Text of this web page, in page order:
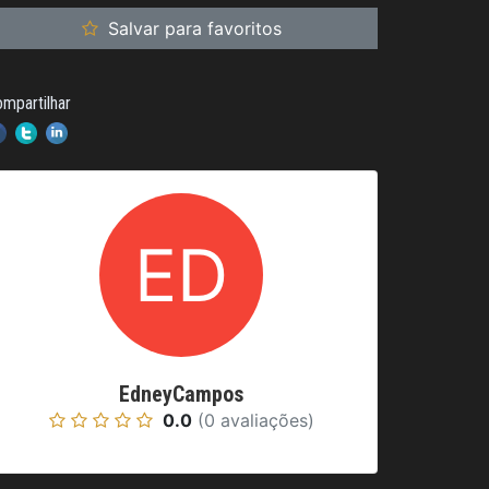
Salvar para favoritos
EdneyCampos
0.0 (0 avaliações)